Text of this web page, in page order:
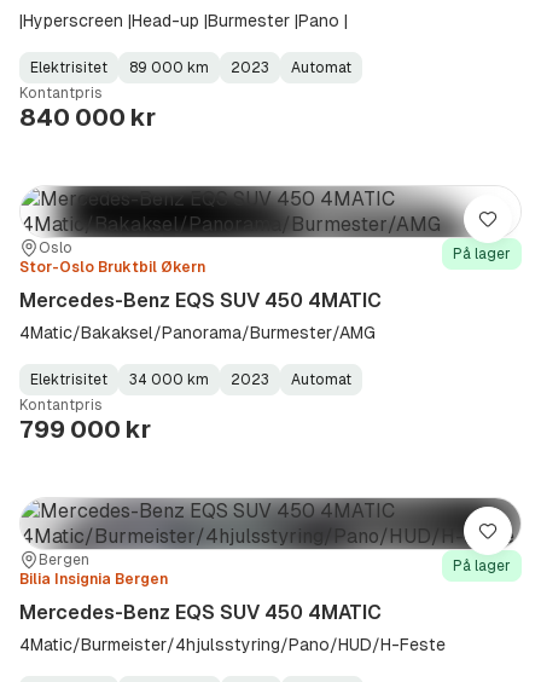
|Hyperscreen |Head-up |Burmester |Pano |
Fuel
Type:
Elektrisitet
Kilometerstand:
89 000 km
Model
Year:
2023
Gearbox
Type:
Automat
Kontantpris
840 000 kr
Sted:
Oslo
Forhandler:
Stor-Oslo Bruktbil Økern
På lager
Mercedes-Benz EQS SUV 450 4MATIC
4Matic/Bakaksel/Panorama/Burmester/AMG
Fuel
Type:
Elektrisitet
Kilometerstand:
34 000 km
Model
Year:
2023
Gearbox
Type:
Automat
Kontantpris
799 000 kr
Lagre
Sted:Bergen
Forhandler:
Bilia Insignia Bergen
På lager
Mercedes-Benz EQS SUV 450 4MATIC
4Matic/Burmeister/4hjulsstyring/Pano/HUD/H-Feste
Lagre